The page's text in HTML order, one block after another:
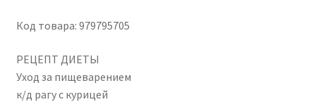
Код товара: 979795705
РЕЦЕПТ ДИЕТЫ
Уход за пищеварением
к/д рагу с курицей